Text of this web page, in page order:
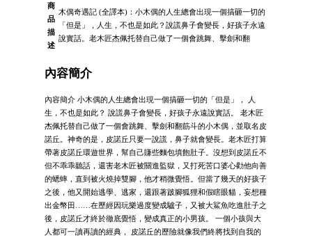
商
品
描
述
木偶奇遇記 (全譯本)：小木偶的人生總會出現一個搞砸一切的
「但是」，人生，不也是如此？說謊鼻子會變長，好孩子永遠
說實話。老木匠杰佩托替自己做了一個會跳舞、擊劍和翻
內容簡介
內容簡介 小木偶的人生總會出現一個搞砸一切的「但是」， 人
生，不也是如此？ 說謊鼻子會變長，好孩子永遠說實話。 老木匠
杰佩托替自己做了一個會跳舞、擊劍和翻筋斗的小木偶，並取名皮
諾丘。神奇的是，皮諾丘只要一說謊，鼻子就會變長。老木匠打算
帶著皮諾丘環遊世界，幫自己賺些麵包填飽肚子。沒想到皮諾丘不
但不乖乖聽話，還害老木匠被關進監獄，又打死苦口婆心勸他向善
的蟋蟀，直到被火燒掉雙腳，他才稍微覺悟。但當了幾天的好孩子
之後，他又開始逃學、逃家，還跟著跛腳狐狸和假瞎眼貓，妄想種
出金幣田……在歷經因玩樂過度變成驢子，又被大鯊魚吃進肚子之
後，皮諾丘才終於徹底覺悟，變成真正的小男孩。 一個小孩與大
人都可一讀再讀的經典， 皮諾丘的歷險就像我們終將找到自我的